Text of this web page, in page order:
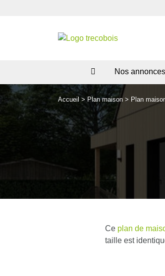
Nos annonces
Accueil > Plan maison > Plan
Ce plan de
taille est